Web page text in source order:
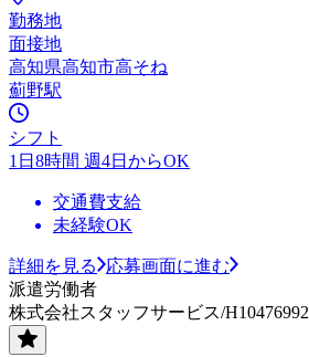
勤務地
面接地
高知県高知市高そね
薊野駅
シフト
1日8時間 週4日からOK
交通費支給
未経験OK
詳細を見る
応募画面に進む
派遣労働者
株式会社スタッフサービス/H10476992